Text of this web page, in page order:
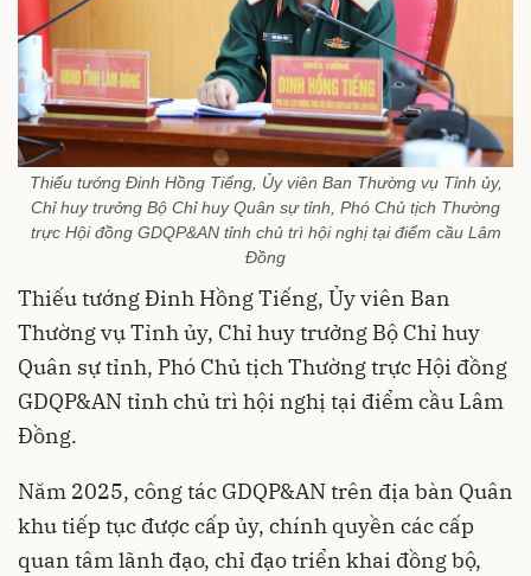
Thiếu tướng Đinh Hồng Tiếng, Ủy viên Ban Thường vụ Tỉnh ủy,
Chỉ huy trưởng Bộ Chỉ huy Quân sự tỉnh, Phó Chủ tịch Thường
trực Hội đồng GDQP&AN tỉnh chủ trì hội nghị tại điểm cầu Lâm
Đồng
Thiếu tướng Đinh Hồng Tiếng, Ủy viên Ban
Thường vụ Tỉnh ủy, Chỉ huy trưởng Bộ Chỉ huy
Quân sự tỉnh, Phó Chủ tịch Thường trực Hội đồng
GDQP&AN tỉnh chủ trì hội nghị tại điểm cầu Lâm
Đồng.
Năm 2025, công tác GDQP&AN trên địa bàn Quân
khu tiếp tục được cấp ủy, chính quyền các cấp
quan tâm lãnh đạo, chỉ đạo triển khai đồng bộ,